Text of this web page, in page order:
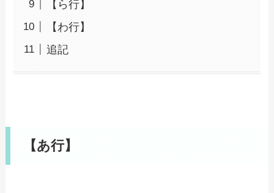
【ら行】
【わ行】
追記
【あ行】